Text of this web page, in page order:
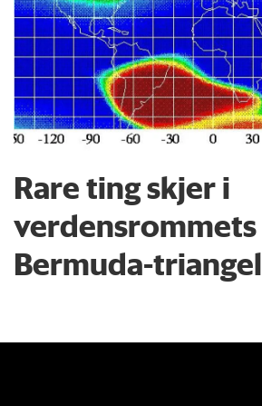
Rare ting skjer i
verdensrommets
Bermuda-triangel